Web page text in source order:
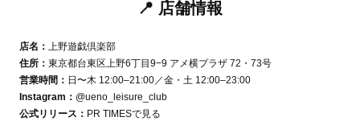
📍 店舗情報
店名： 上野遊戯倶楽部
住所： 東京都台東区上野6丁目9−9 アメ横プラザ 72・73号
営業時間： 日〜木 12:00–21:00／金・土 12:00–23:00
Instagram： @ueno_leisure_club
公式リリース： PR TIMESで見る